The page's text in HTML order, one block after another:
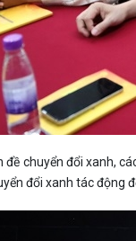
đề chuyển đổi xanh,
đổi xanh tác động